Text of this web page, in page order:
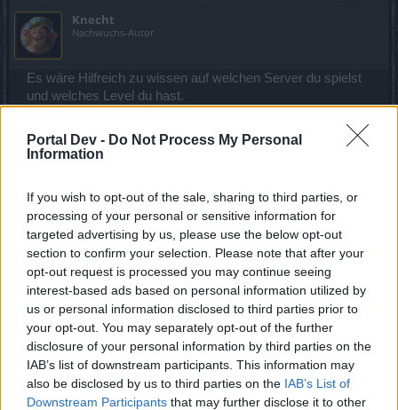
Portal Dev - Do Not Process My Personal
Information
If you wish to opt-out of the sale, sharing to third parties, or
processing of your personal or sensitive information for
targeted advertising by us, please use the below opt-out
section to confirm your selection. Please note that after your
opt-out request is processed you may continue seeing
interest-based ads based on personal information utilized by
us or personal information disclosed to third parties prior to
your opt-out. You may separately opt-out of the further
disclosure of your personal information by third parties on the
IAB’s list of downstream participants. This information may
also be disclosed by us to third parties on the IAB’s List of
Downstream Participants that may further disclose it to other
Knecht
Nachwuchs-Autor
Es wäre Hilfreich zu wissen auf welchen Server du spielst
und welches Level du hast.
Ausnahmetalent
HalloHòókLP
herzlich Willkommen im Forum von Drakensang Online!
Wie auch mein Vorredner bereits erwähnt hat, wäre es für
potenzielle Mitspieler hilfreich, etwas mehr über Dich zu
erfahren. Insbesondere Dein gespielter Server und Deine
Interessen (ingame) könnten für diese interessant sein. Du
kannst fehlende Informationen über den "Bearbeiten"-Knopf
nachträglich zu Deinem Post hinzufügen.